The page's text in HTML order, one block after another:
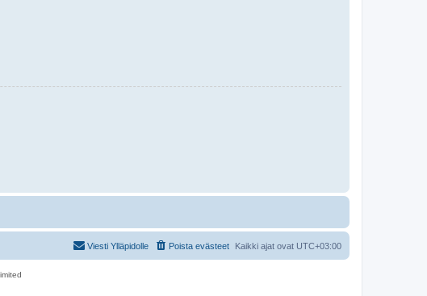
Kaikki ajat ovat UTC+03:00
Poista evästeet
Viesti Ylläpidolle